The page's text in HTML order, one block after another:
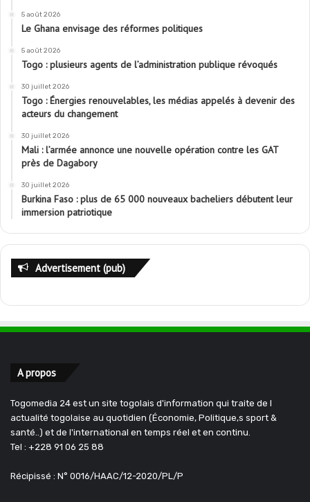
5 août 2026
Le Ghana envisage des réformes politiques
5 août 2026
Togo : plusieurs agents de l’administration publique révoqués
30 juillet 2026
Togo : Énergies renouvelables, les médias appelés à devenir des
acteurs du changement
30 juillet 2026
Mali : l’armée annonce une nouvelle opération contre les GAT
près de Dagabory
30 juillet 2026
Burkina Faso : plus de 65 000 nouveaux bacheliers débutent leur
immersion patriotique
Advertisement (pub)
A propos
Togomedia 24 est un site togolais d'information qui traite de l
actualité togolaise au quotidien (Économie, Politique,s sport &
santé..) et de l'international en temps réel et en continu.
Tel : +228 91 06 25 88
Récipissé : N° 0016/HAAC/12-2020/PL/P